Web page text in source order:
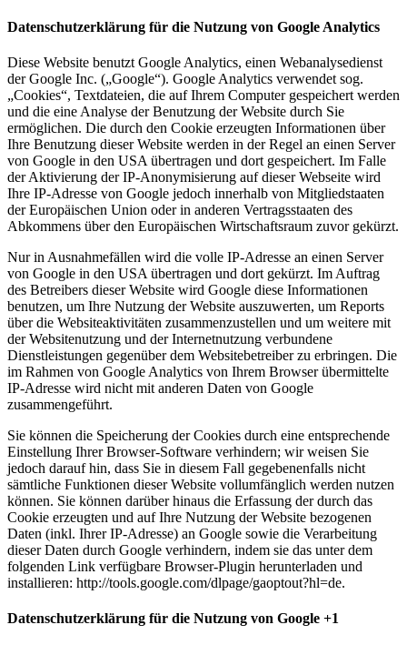
Datenschutzerklärung für die Nutzung von Google Analytics
Diese Website benutzt Google Analytics, einen Webanalysedienst
der Google Inc. („Google“). Google Analytics verwendet sog.
„Cookies“, Textdateien, die auf Ihrem Computer gespeichert werden
und die eine Analyse der Benutzung der Website durch Sie
ermöglichen. Die durch den Cookie erzeugten Informationen über
Ihre Benutzung dieser Website werden in der Regel an einen Server
von Google in den USA übertragen und dort gespeichert. Im Falle
der Aktivierung der IP-Anonymisierung auf dieser Webseite wird
Ihre IP-Adresse von Google jedoch innerhalb von Mitgliedstaaten
der Europäischen Union oder in anderen Vertragsstaaten des
Abkommens über den Europäischen Wirtschaftsraum zuvor gekürzt.
Nur in Ausnahmefällen wird die volle IP-Adresse an einen Server
von Google in den USA übertragen und dort gekürzt. Im Auftrag
des Betreibers dieser Website wird Google diese Informationen
benutzen, um Ihre Nutzung der Website auszuwerten, um Reports
über die Websiteaktivitäten zusammenzustellen und um weitere mit
der Websitenutzung und der Internetnutzung verbundene
Dienstleistungen gegenüber dem Websitebetreiber zu erbringen. Die
im Rahmen von Google Analytics von Ihrem Browser übermittelte
IP-Adresse wird nicht mit anderen Daten von Google
zusammengeführt.
Sie können die Speicherung der Cookies durch eine entsprechende
Einstellung Ihrer Browser-Software verhindern; wir weisen Sie
jedoch darauf hin, dass Sie in diesem Fall gegebenenfalls nicht
sämtliche Funktionen dieser Website vollumfänglich werden nutzen
können. Sie können darüber hinaus die Erfassung der durch das
Cookie erzeugten und auf Ihre Nutzung der Website bezogenen
Daten (inkl. Ihrer IP-Adresse) an Google sowie die Verarbeitung
dieser Daten durch Google verhindern, indem sie das unter dem
folgenden Link verfügbare Browser-Plugin herunterladen und
installieren: http://tools.google.com/dlpage/gaoptout?hl=de.
Datenschutzerklärung für die Nutzung von Google +1